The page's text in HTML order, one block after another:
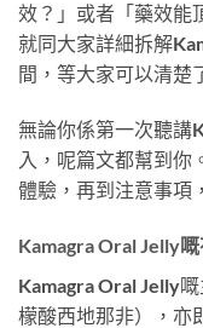
效？」或者「藥效能
就同大家詳細拆解
間，等大家可以清楚
無論你係第一次聽講
入，呢篇文都幫到你
體驗，再到注意事項
Kamagra Oral Jelly
Kamagra Oral Jelly
檬酸西地那非），亦